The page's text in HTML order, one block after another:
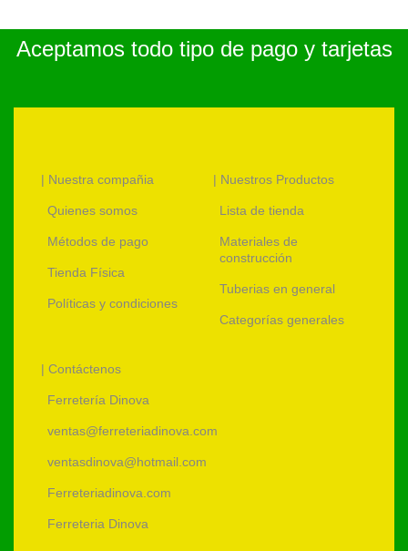
Aceptamos todo tipo de pago y tarjetas
| Nuestra compañia
Quienes somos
Métodos de pago
Tienda Física
Políticas y condiciones
| Nuestros Productos
Lista de tienda
Materiales de
construcción
Tuberias en general
Categorías generales
| Contáctenos
Ferretería Dinova
ventas@ferreteriadinova.com
ventasdinova@hotmail.com
Ferreteriadinova.com
Ferreteria Dinova